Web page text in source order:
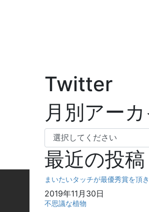
Twitter
月別アー
最近の投稿
まいたいタッチが最優秀賞を頂
2019年11月30日
不思議な植物